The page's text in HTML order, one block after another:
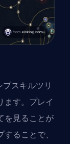
スキルツリ
ます。プレイ
を見ることが
ることで、